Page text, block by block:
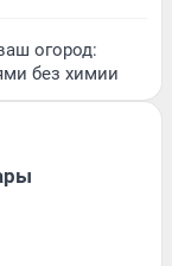
огород:
без химии